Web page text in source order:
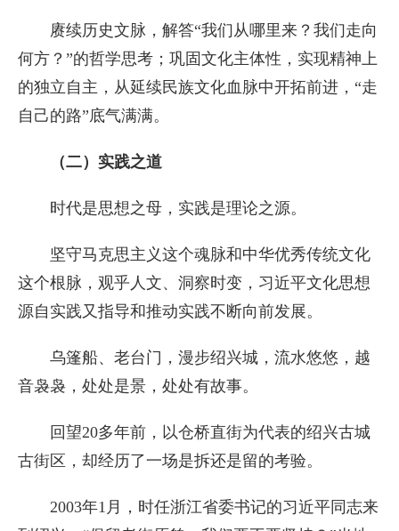
赓续历史文脉，解答“我们从哪里来？我们走向
何方？”的哲学思考；巩固文化主体性，实现精神上
的独立自主，从延续民族文化血脉中开拓前进，“走
自己的路”底气满满。
（二）实践之道
时代是思想之母，实践是理论之源。
坚守马克思主义这个魂脉和中华优秀传统文化
这个根脉，观乎人文、洞察时变，习近平文化思想
源自实践又指导和推动实践不断向前发展。
乌篷船、老台门，漫步绍兴城，流水悠悠，越
音袅袅，处处是景，处处有故事。
回望20多年前，以仓桥直街为代表的绍兴古城
古街区，却经历了一场是拆还是留的考验。
2003年1月，时任浙江省委书记的习近平同志来